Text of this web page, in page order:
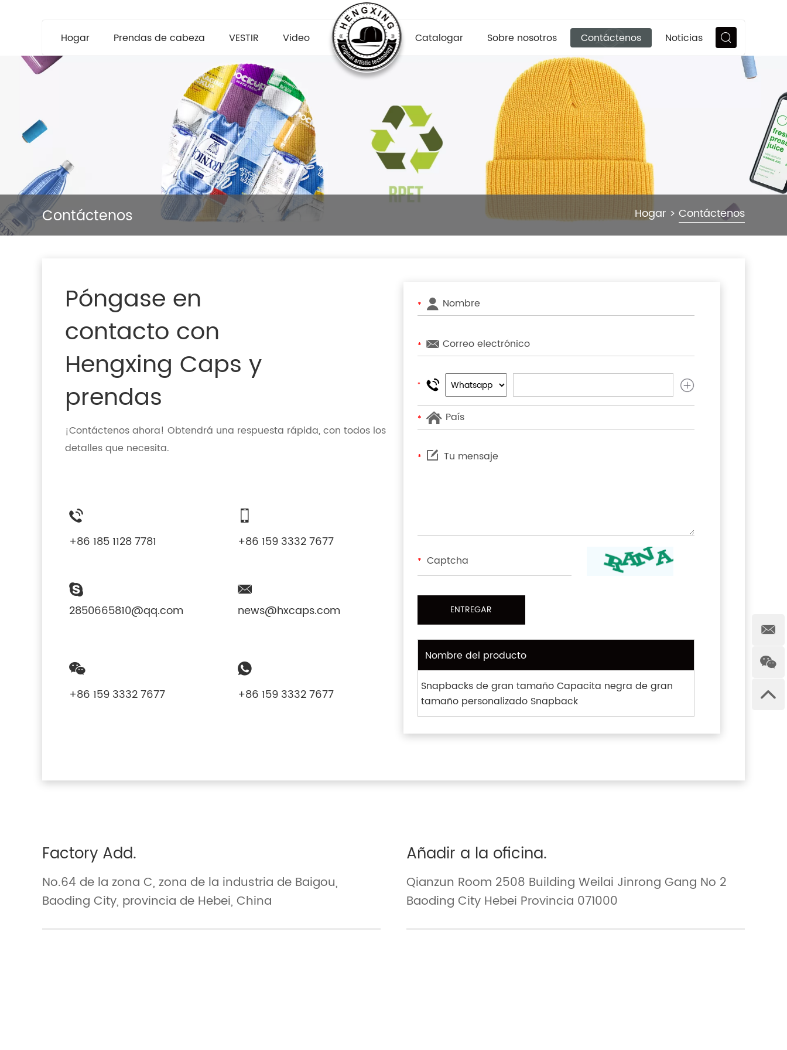
Hogar Prendas de cabeza VESTIR Video Catalogar Sobre nosotros Contáctenos Noticias
Contáctenos Hogar > Contáctenos
Póngase en
contacto con
Hengxing Caps y
prendas
¡Contáctenos ahora! Obtendrá una respuesta rápida, con todos los
detalles que necesita.
+86 185 1128 7781 +86 159 3332 7677
2850665810@qq.com news@hxcaps.com
+86 159 3332 7677 +86 159 3332 7677
*
*
*
*
*
*
Nombre del producto
Snapbacks de gran tamaño Capacita negra de gran
tamaño personalizado Snapback
Factory Add.
No.64 de la zona C, zona de la industria de Baigou,
Baoding City, provincia de Hebei, China
Añadir a la oficina.
Qianzun Room 2508 Building Weilai Jinrong Gang No 2
Baoding City Hebei Provincia 071000